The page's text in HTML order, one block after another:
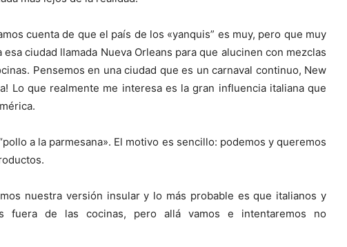
cuenta de que el país de los «yanquis” es muy, pero que muy
ciudad llamada Nueva Orleans para que alucinen con mezclas
Pensemos en una ciudad que es un carnaval continuo, New
Lo que realmente me interesa es la gran influencia italiana que
a la parmesana». El motivo es sencillo: podemos y queremos
nuestra versión insular y lo más probable es que italianos y
fuera de las cocinas, pero allá vamos e intentaremos no